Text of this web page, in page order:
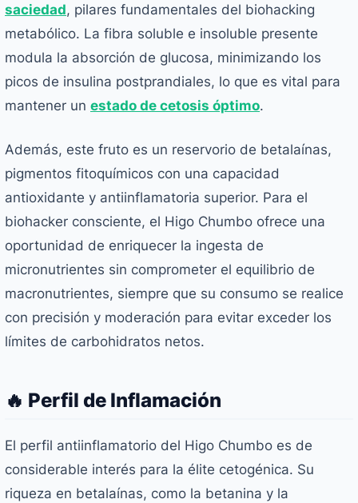
saciedad, pilares fundamentales del biohacking
metabólico. La fibra soluble e insoluble presente
modula la absorción de glucosa, minimizando los
picos de insulina postprandiales, lo que es vital para
mantener un estado de cetosis óptimo.
Además, este fruto es un reservorio de betalaínas,
pigmentos fitoquímicos con una capacidad
antioxidante y antiinflamatoria superior. Para el
biohacker consciente, el Higo Chumbo ofrece una
oportunidad de enriquecer la ingesta de
micronutrientes sin comprometer el equilibrio de
macronutrientes, siempre que su consumo se realice
con precisión y moderación para evitar exceder los
límites de carbohidratos netos.
🔥 Perfil de Inflamación
El perfil antiinflamatorio del Higo Chumbo es de
considerable interés para la élite cetogénica. Su
riqueza en betalaínas, como la betanina y la